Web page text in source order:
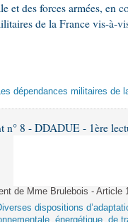
et des forces armées, en
de la France vis-à-
dépendances militaires de
n° 8 - DDADUE - 1ère
de Mme Brulebois - Article
dispositions
énergétique, de